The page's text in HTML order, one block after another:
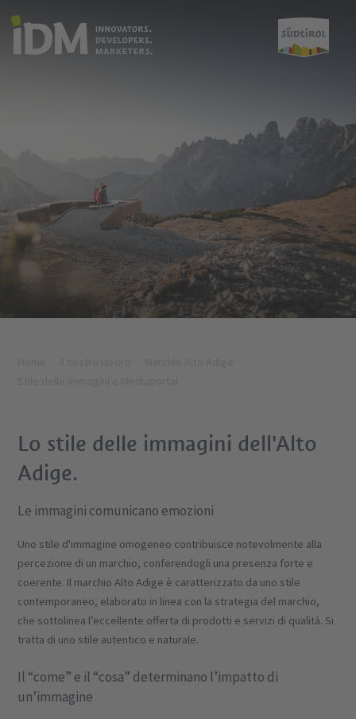
Lo stile delle immagini dell'Alto
Adige.
Le immagini comunicano emozioni
Uno stile d'immagine omogeneo contribuisce notevolmente alla
percezione di un marchio, conferendogli una presenza forte e
coerente. Il marchio Alto Adige è caratterizzato da uno stile
contemporaneo, elaborato in linea con la strategia del marchio,
che sottolinea l’eccellente offerta di prodotti e servizi di qualità. Si
tratta di uno stile autentico e naturale.
Il “come” e il “cosa” determinano l’impatto di
un’immagine